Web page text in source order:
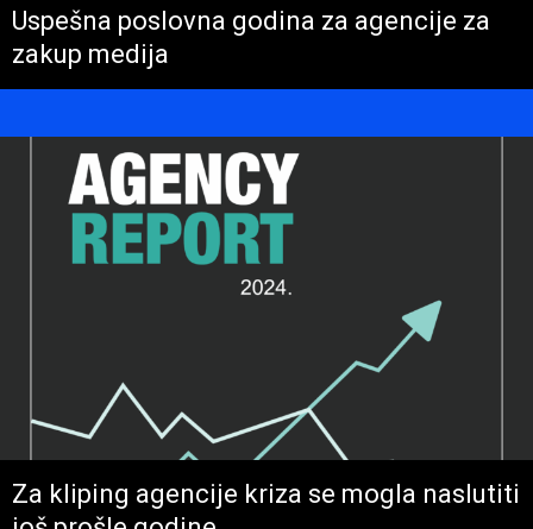
Uspešna poslovna godina za agencije za
zakup medija
Za kliping agencije kriza se mogla naslutiti